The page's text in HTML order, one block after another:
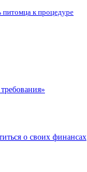
питомца к процедуре
о своих финансах